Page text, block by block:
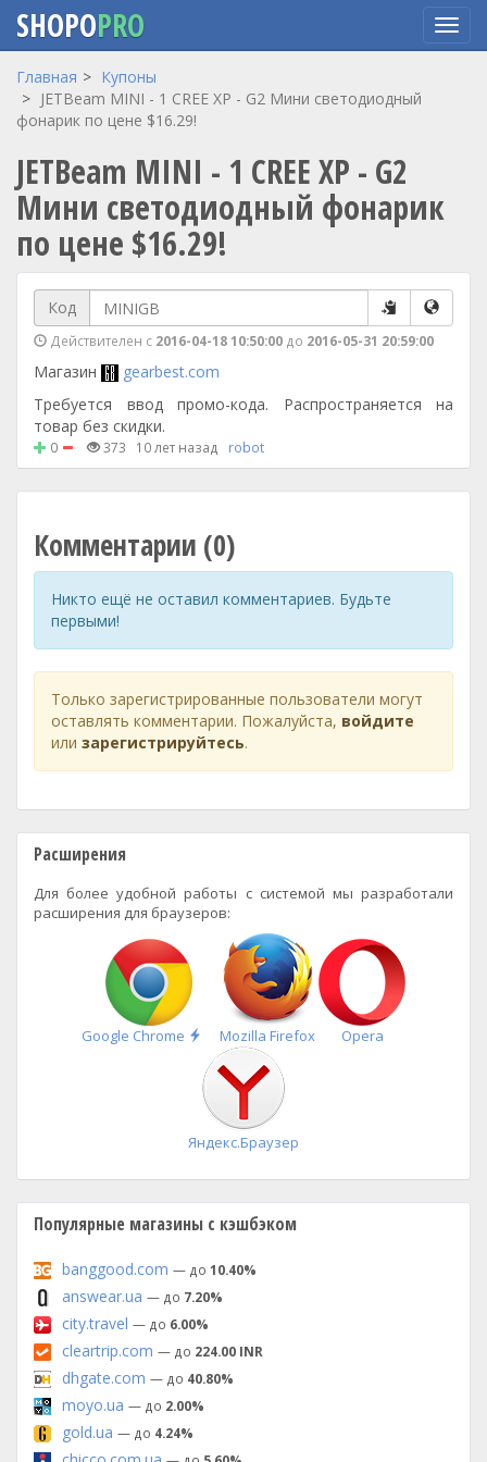
Перейти
основному
SHOPOPRO
Главная
Купоны
JETBeam MINI - 1 CREE XP - G2 Мини светодиодный
фонарик по цене $16.29!
JETBeam MINI - 1 CREE XP - G2
Мини светодиодный фонарик
по цене $16.29!
Код
Действителен с 2016-04-18 10:50:00 до 2016-05-31 20:59:00
Магазин
gearbest.com
Требуется ввод промо-кода. Распространяется на
товар без скидки.
0 373 10 лет назад robot
Комментарии (0)
Никто ещё не оставил комментариев. Будьте
первыми!
Только зарегистрированные пользователи могут
оставлять комментарии. Пожалуйста, войдите
или зарегистрируйтесь.
Расширения
Для более удобной работы с системой мы разработали
расширения для браузеров:
Google Chrome
Быстрая
установка
Mozilla Firefox Opera
Яндекс.Браузер
Популярные магазины с кэшбэком
banggood.com — до 10.40%
answear.ua — до 7.20%
city.travel — до 6.00%
cleartrip.com — до 224.00 INR
dhgate.com — до 40.80%
moyo.ua — до 2.00%
gold.ua — до 4.24%